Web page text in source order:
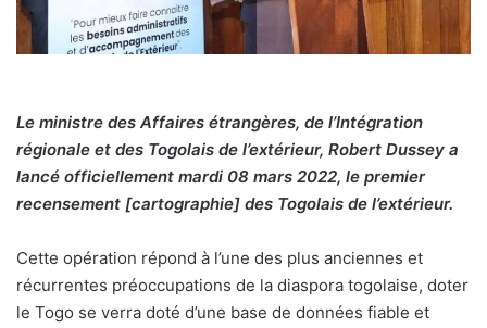
Le ministre des Affaires étrangères, de l’Intégration
régionale et des Togolais de l’extérieur, Robert Dussey a
lancé officiellement mardi 08 mars 2022, le premier
recensement [cartographie] des Togolais de l’extérieur.
Cette opération répond à l’une des plus anciennes et
récurrentes préoccupations de la diaspora togolaise, doter
le Togo se verra doté d’une base de données fiable et